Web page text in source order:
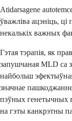
Atidarsagene
ўважліва ацэніць, ці
некалькіх важных
Гэтая тэрапія, як
запушчаная MLD са
найбольш
значнае
пэўных генетычных
на гэты канкрэтны